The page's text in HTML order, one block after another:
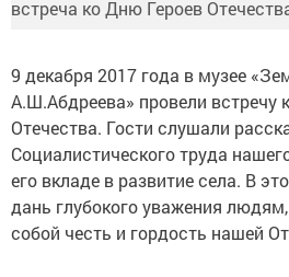
9 декабря 2017 года в музее
А.Ш.Абдреева» провели встречу
Отечества. Гости слушали
Социалистического труда
его вкладе в развитие села. В
дань глубокого уважения
собой честь и гордость нашей